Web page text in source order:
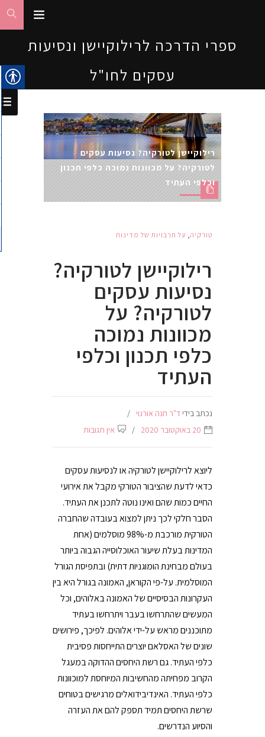
ספרי הדרכה לרילוקיישן ונסיעות
עסקים לחו"ל
רילוקיישן לטורקיה? נסיעות עסקים
לטורקיה? על מכוונות נמוכה כלפי תכנון
וכלפי העתיד
טורקיה, על תרבויות של מדינות
רילוקיישן לטורקיה?
נסיעות עסקים
לטורקיה? על
מכוונות נמוכה
כלפי תכנון וכלפי
העתיד
נכתב בידיד"ר חנה אורנוי
20 באוקטובר 2020
אין תגובות
ליוצא לרילוקיישן לטורקיה או לנסיעות עסקים
כדאי לדעת שהציבור הטורקי מקבל את אירועי
החיים כמות שהם ואינו נוטה לתכנן את העתיד.
הסבר חלקי לכך ניתן למצוא בעובדה שהחברה
הטורקית מורכבת מ-98% מוסלמים (אחת
המדינות בעלת שיעור האוכלוסייה הגבוה ביותר
בעולם מבחינת הומוגניות דתית) ובתפיסת הגורל
המוסלמית. על-פי הקוראן, האמונה בגורל היא בין
העקרונות הבסיסיים של האמונה באלוהים, וכל
המעשים שהתרחשו בעבר ויתרחשו בעתיד
מתוכננים מראש על-ידי אלוהים. לפיכך, פירושים
שונים של האסלאם יוצרים התייחסות פסיבית
כלפי העתיד. גם רשת היחסים ההדוקה במעגל
הקרוב מפחיתה מהחשיבות המיוחסת למוכוונות
כלפי העתיד. האינדיבידואלים מרגישים בטוחים
שרשת היחסים תמיד תספק להם את העזרה
והסיוע הנדרשים.